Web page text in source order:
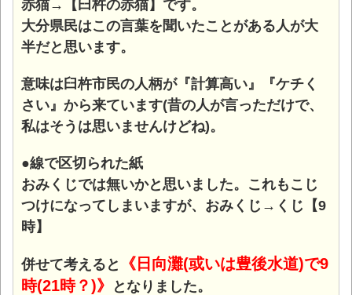
赤猫→【臼杵の赤猫】です。
大分県民はこの言葉を聞いたことがある人が大
半だと思います。
意味は臼杵市民の人柄が『計算高い』『ケチく
さい』から来ています(昔の人が言っただけで、
私はそうは思いませんけどね)。
●線で区切られた紙
おみくじでは無いかと思いました。これもこじ
つけになってしまいますが、おみくじ→くじ【9
時】
併せて考えると
《日向灘(或いは豊後水道)で9
時(21時？)》
となりました。